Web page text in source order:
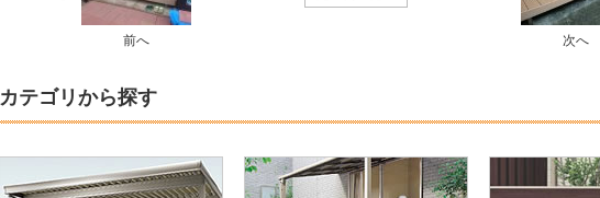
前へ 次へ
カテゴリから探す